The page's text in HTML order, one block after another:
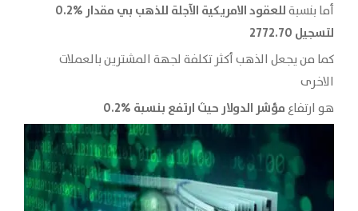
أما بنسبة
للعقود الامريكية الآجلة للذهب بي مقدار %0.2
لتسجيل 2772.70
كما من يجعل الذهب أكثر تكلفة لجهة المشترين بالعملات
الاخرى
هو ارتفاعمؤشر الدولار حيث ارتفع بنسبة %0.2